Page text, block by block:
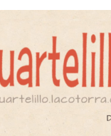
de radio
independiente.